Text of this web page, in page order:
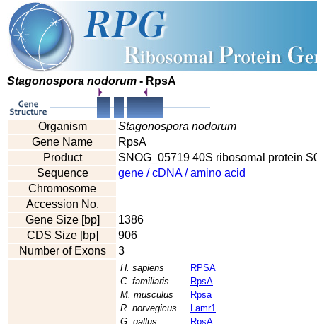
Stagonospora nodorum - RpsA
Organism
Stagonospora nodorum
Gene Name
RpsA
Product
SNOG_05719 40S ribosomal protein
Sequence
gene / cDNA / amino acid
Chromosome
Accession No.
Gene Size [bp]
1386
CDS Size [bp]
906
Number of Exons
3
H. sapiens
RPSA
C. familiaris
RpsA
M. musculus
Rpsa
R. norvegicus
Lamr1
G. gallus
RpsA